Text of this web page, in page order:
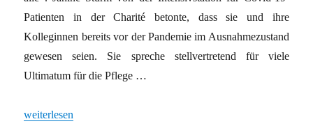
Patienten in der Charité betonte, dass sie und ihre
Kolleginnen bereits vor der Pandemie im Ausnahmezustand
gewesen seien. Sie spreche stellvertretend für viele
Ultimatum für die Pflege …
„Ultimatum für die Pflege“
weiterlesen